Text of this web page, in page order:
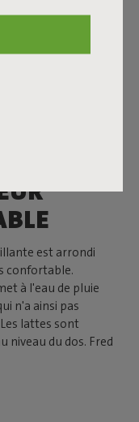
est arrondi
confortable.
à l'eau de pluie
n'a ainsi pas
lattes sont
niveau du dos. Fred